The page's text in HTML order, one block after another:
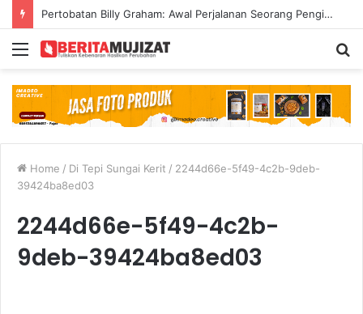
Pertobatan Billy Graham: Awal Perjalanan Seorang Penginjil Dunia
Menu
Home / Di Tepi Sungai Kerit / 2244d66e-5f49-4c2b-9deb-
39424ba8ed03
2244d66e-5f49-4c2b-
9deb-39424ba8ed03